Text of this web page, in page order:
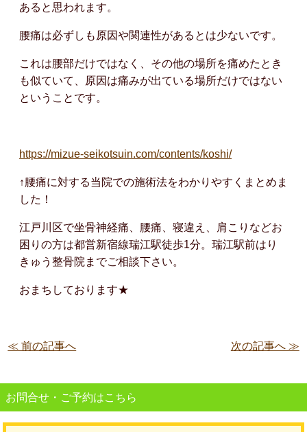
あると思われます。
腰痛は必ずしも原因や関連性があるとは少ないです。
これは腰部だけではなく、その他の場所を痛めたとき
も似ていて、原因は痛みが出ている場所だけではない
ということです。
https://mizue-seikotsuin.com/contents/koshi/
↑腰痛に対する当院での施術法をわかりやすくまとめま
した！
江戸川区で坐骨神経痛、腰痛、寝違え、肩こりなどお
困りの方は都営新宿線瑞江駅徒歩1分。瑞江駅前はり
きゅう整骨院までご相談下さい。
おまちしております★
≪ 前の記事へ 次の記事へ ≫
お問合せ・ご予約はこちら